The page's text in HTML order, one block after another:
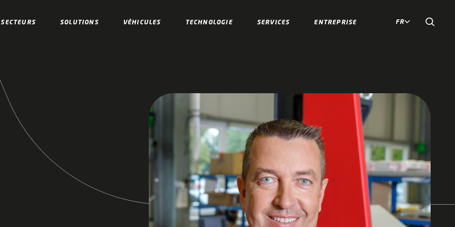
SECTEURS SOLUTIONS VÉHICULES TECHNOLOGIE SERVICES ENTREPRISE FR